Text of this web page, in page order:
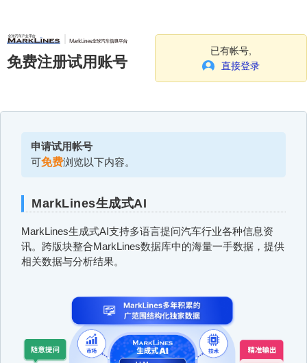
免费注册试用账号
已有帐号,
直接登录
申请试用帐号
可免费浏览以下内容。
MarkLines生成式AI
MarkLines生成式AI支持多语言提问汽车行业各种信息资
讯。跨版块整合MarkLines数据库中的海量一手数据，提供
相关数据与分析结果。